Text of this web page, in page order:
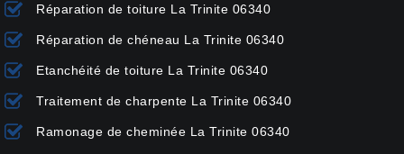
Réparation de toiture La Trinite 06340
Réparation de chéneau La Trinite 06340
Etanchéité de toiture La Trinite 06340
Traitement de charpente La Trinite 06340
Ramonage de cheminée La Trinite 06340